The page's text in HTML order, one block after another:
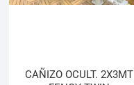
CAÑIZO OCULT. 2X3MT